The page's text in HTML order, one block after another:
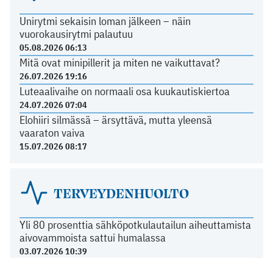
Unirytmi sekaisin loman jälkeen – näin
vuorokausirytmi palautuu
05.08.2026 06:13
Mitä ovat minipillerit ja miten ne vaikuttavat?
26.07.2026 19:16
Luteaalivaihe on normaali osa kuukautiskiertoa
24.07.2026 07:04
Elohiiri silmässä – ärsyttävä, mutta yleensä
vaaraton vaiva
15.07.2026 08:17
TERVEYDENHUOLTO
Yli 80 prosenttia sähköpotkulautailun aiheuttamista
aivovammoista sattui humalassa
03.07.2026 10:39